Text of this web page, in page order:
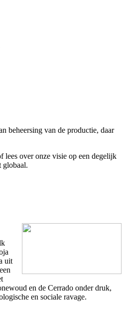
beheersing van de productie, daar
lees over onze visie op een degelijk
globaal.
uit
en de Cerrado onder druk,
en sociale ravage.